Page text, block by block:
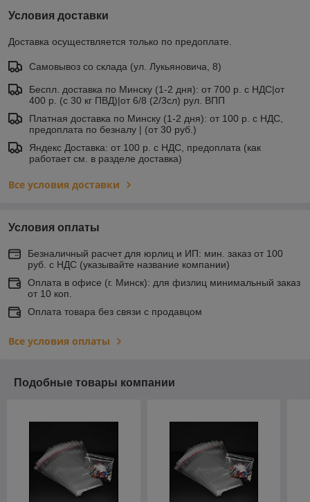
Условия доставки
Доставка осуществляется только по предоплате.
Самовывоз со склада (ул. Лукьяновича, 8)
Беспл. доставка по Минску (1-2 дня): от 700 р. с НДС|от
400 р. (с 30 кг ПВД)|от 6/8 (2/3сл) рул. ВПП
Платная доставка по Минску (1-2 дня): от 100 р. с НДС,
предоплата по безналу | (от 30 руб.)
Яндекс Доставка: от 100 р. с НДС, предоплата (как
работает см. в разделе доставка)
Все условия доставки
Условия оплаты
Безналичный расчет для юрлиц и ИП: мин. заказ от 100
руб. с НДС (указывайте название компании)
Оплата в офисе (г. Минск): для физлиц минимальный заказ
от 10 коп.
Оплата товара без связи с продавцом
Все условия оплаты
Подобные товары компании